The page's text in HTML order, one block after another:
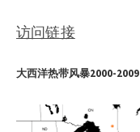
访问链接
大西洋热带风暴2000-2009